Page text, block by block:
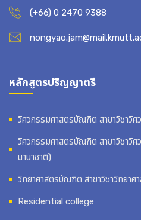
(+66) 0 2470 9388
หลักสูตรปริญญาตรี
วิศวกรรมศาสตรบัณฑิต สาขาวิชาวิ
วิศวกรรมศาสตรบัณฑิต สาขาวิชาวิ
นานาชาติ)
วิทยาศาสตรบัณฑิต สาขาวิชาวิทยาศ
Residential college